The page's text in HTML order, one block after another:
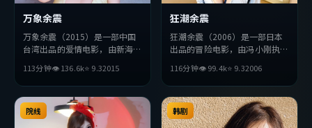
万象余震
万象余震（2015）是一部中国
台湾出品的爱情电影，由新海诚
平等主演。影片在叙事与视听上
力求突破，探讨人性与抉择，节
奏张弛有度，适合喜欢该类型的
观众完整观看。
113分钟👁136.6k⭐ 9.32015
狂潮余震
狂潮余震（2006）是一部日本
出品的冒险电影，由冯小刚执
主演。影片在叙事与视听上力求
突破，探讨人性与抉择，节奏张
弛有度，适合喜欢该类型的观众
完整观看。
116分钟👁99.4k⭐ 9.32006
院线 韩剧